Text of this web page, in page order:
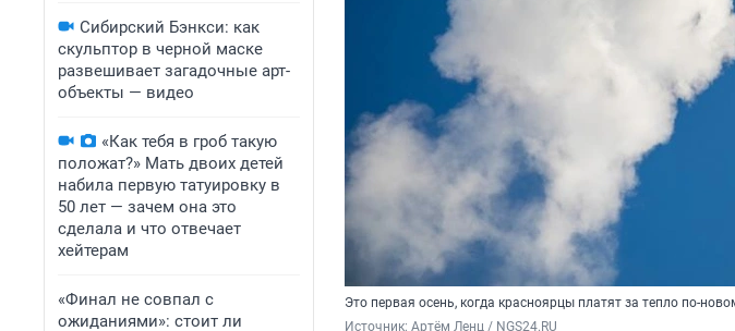
Сибирский Бэнкси: как
скульптор в черной маске
развешивает загадочные арт-
объекты — видео
«Как тебя в гроб такую
положат?» Мать двоих детей
набила первую татуировку в
50 лет — зачем она это
сделала и что отвечает
хейтерам
«Финал не совпал с
ожиданиями»: стоит ли
Это первая осень, когда красноярцы платят за тепло по-
Источник: Артём Ленц / NGS24.RU